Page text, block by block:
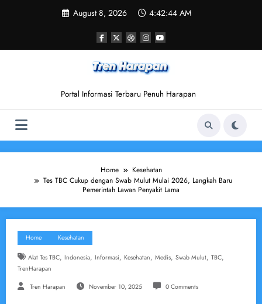
August 8, 2026 4:42:45 AM
Portal Informasi Terbaru Penuh Harapan
Home
Kesehatan
Tes TBC Cukup dengan Swab Mulut Mulai 2026, Langkah Baru
Pemerintah Lawan Penyakit Lama
Home Kesehatan
Alat Tes TBC, Indonesia, Informasi, Kesehatan, Medis, Swab Mulut, TBC,
TrenHarapan
Tren Harapan November 10, 2025 0 Comments